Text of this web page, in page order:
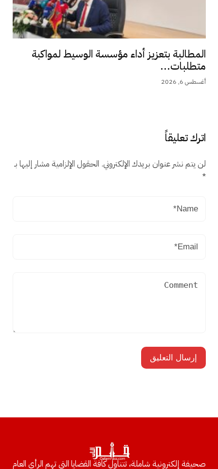
المطالبة بتعزيز أداء مؤسسة الوسيط لمواكبة
متطلبات...
أغسطس 6, 2026
اترك تعليقاً
لن يتم نشر عنوان بريدك الإلكتروني. الحقول الإلزامية مشار إليها بـ
*
صحيفة إلكترونية شاملة، تتناول كافة القضايا التي تهم الرأي العام